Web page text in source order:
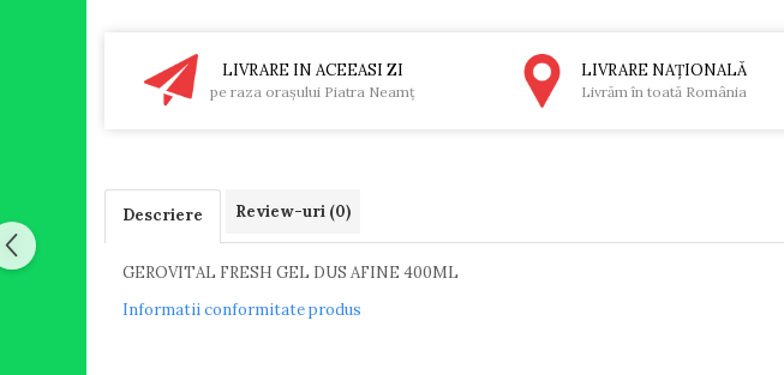
LIVRARE IN ACEEASI ZI
pe raza oraşului Piatra Neamţ
LIVRARE NAŢIONALĂ
Livrăm în toată România
Descriere Review-uri (0)
GEROVITAL FRESH GEL DUS AFINE 400ML
Informatii conformitate produs